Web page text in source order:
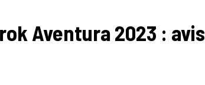
Aventura 2023 : avis